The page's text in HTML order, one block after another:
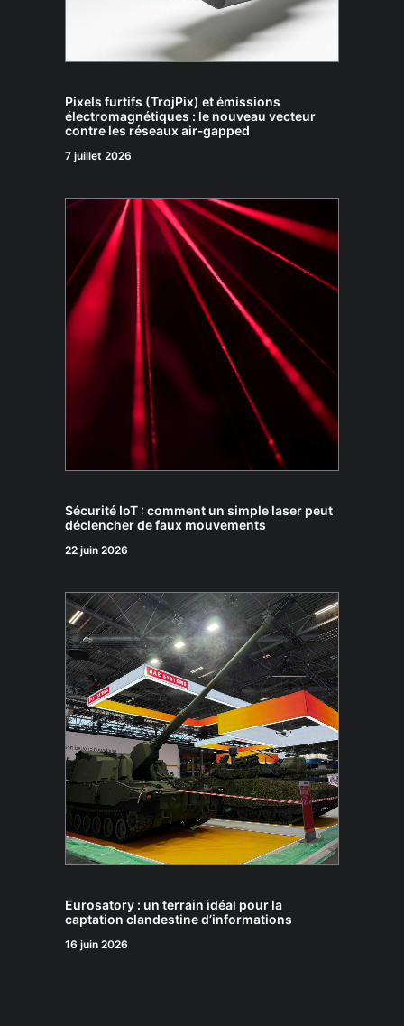
Pixels furtifs (TrojPix) et émissions
électromagnétiques : le nouveau vecteur
contre les réseaux air‑gapped
7 juillet 2026
Sécurité IoT : comment un simple laser peut
déclencher de faux mouvements
22 juin 2026
Eurosatory : un terrain idéal pour la
captation clandestine d’informations
16 juin 2026